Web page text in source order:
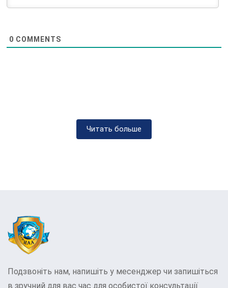
наркозалежності. Це включає як
розробляти індивідуальні плани
лікування для кожного пацієнта з огляду
Більше того, в клініці є психологи і
терапевти з багатим досвідом роботи з
наркозалежністю, і мають глибоке
0 COMMENTS
Читать больше
Подзвоніть нам, напишіть у месенджер чи запишіться
в зручний для вас час для особистої консультації